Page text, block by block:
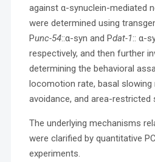
against α-synuclein-mediated
were determined using
Punc-54::α-syn and Pdat-1:: α-
respectively, and then further
determining the behavioral
locomotion rate, basal slowing
avoidance, and area-restricted
The underlying mechanisms
were clarified by quantitative
experiments.